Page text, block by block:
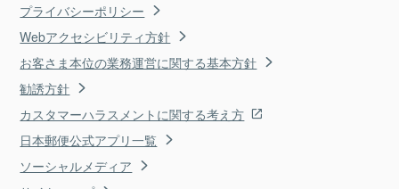
プライバシーポリシー
Webアクセシビリティ方針
お客さま本位の業務運営に関する基本方針
勧誘方針
カスタマーハラスメントに関する考え方
日本郵便公式アプリ一覧
ソーシャルメディア